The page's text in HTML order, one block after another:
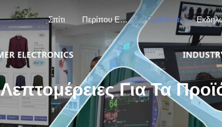
Σπίτι Περίπου Εμείς Προϊόντα
Λεπτομέρειες Για Τα